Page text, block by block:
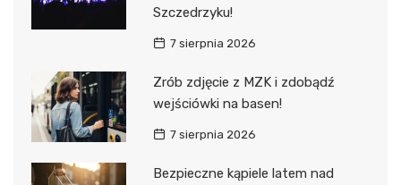
Szczedrzyku!
7 sierpnia 2026
Zrób zdjęcie z MZK i zdobądź
wejściówki na basen!
7 sierpnia 2026
Bezpieczne kąpiele latem nad